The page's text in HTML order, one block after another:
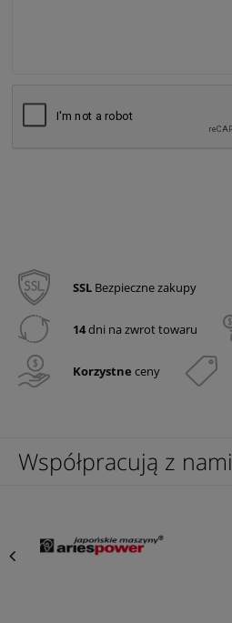
SSL Bezpieczne zakupy
14dni na zwrot towaru
Korzystne ceny
Współpracują z nami